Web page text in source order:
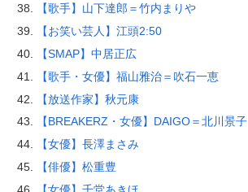
【歌手】山下達郎＝竹内まりや
【お笑い芸人】江頭2:50
【SMAP】中居正広
【歌手・女優】福山雅治＝吹石一恵
【放送作家】秋元康
【BREAKERZ・女優】DAIGO＝北川景子
【女優】長澤まさみ
【俳優】松重豊
【女優】千堂あきほ